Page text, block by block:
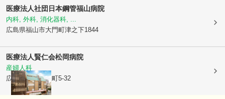
医療法人社団 日本鋼管福山病院
内科, 外科, 消化器科, ...
広島県福山市大門町津之下1844
医療法人賢仁会松岡病院
産婦人科
広島県福山市宝町5-32